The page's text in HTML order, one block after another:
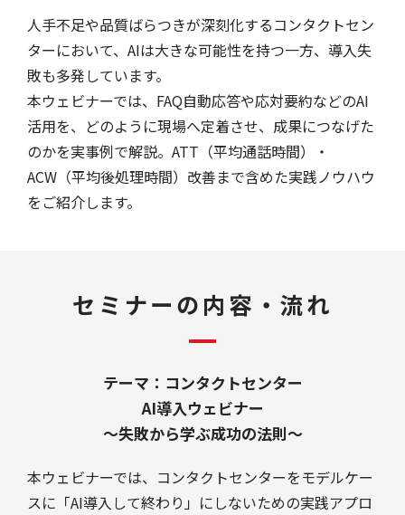
人手不足や品質ばらつきが深刻化するコンタクトセン
ターにおいて、AIは大きな可能性を持つ一方、導入失
敗も多発しています。
本ウェビナーでは、FAQ自動応答や応対要約などのAI
活用を、どのように現場へ定着させ、成果につなげた
のかを実事例で解説。ATT（平均通話時間）・
ACW（平均後処理時間）改善まで含めた実践ノウハウ
をご紹介します。
セミナーの内容・流れ
テーマ：コンタクトセンター
AI導入ウェビナー
～失敗から学ぶ成功の法則～
本ウェビナーでは、コンタクトセンターをモデルケー
スに「AI導入して終わり」にしないための実践アプロ